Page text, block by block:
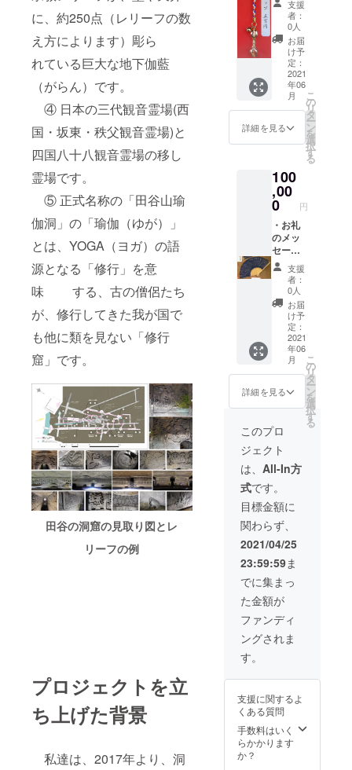
に、約250点（レリーフの数
え方によります）彫ら
れている巨大な地下伽藍
（がらん）です。
④ 日本の三代観音霊場(西
国・坂東・秩父観音霊場)と
四国八十八観音霊場の移し
霊場です。
⑤ 正式名称の「田谷山瑜
伽洞」の「瑜伽（ゆが）」
とは、YOGA（ヨガ）の語
源となる「修行」を意
味 する、古の僧侶たち
が、修行してきた我が国で
も他に類を見ない「修行
窟」です。
田谷の洞窟の見取り図とレ
リーフの例
プロジェクトを立
ち上げた背景
私達は、2017年より、洞
（A）洞
内イラ
ストガ
イド
カード
※ 本ク
ラウド
ファン
ディン
後に印
刷。
（例：
神奈川
県横浜
市 ○○
様）。
※ ｢備考
欄｣に掲
載の可
否を
NG」の
どちら
かをご
明記く
ださ
い。 ・
Goods
（A）洞
内イラ
ストガ
イド
カード
※ 本ク
ラウド
ファン
ディン
グ終了
後に印
（B）お
扇
ジ内に
掲載。
※ 田谷
の洞窟
内の
「ご寄
付・ご
支援・
ご協力
者名
ご希望
者のみ
本名と
お住い
の市町
村名
（例：
神奈川
県横浜
市 ○○
○○
様）。
※ ｢備考
欄｣に掲
載の可
否を
「掲載
OK」か
どちら
かをご
明記く
ださ
い。 ・
Goods
（A）洞
内イラ
ストガ
イド
カード
※ 本ク
ラウド
ファン
ディン
グ終了
後に印
刷。 ・
灯明団
扇 ・絵
葉書（9
枚組）
・ご支
援者名
簿掲載
（ご希
望者の
み） ※
支援
時、必
ず備考
欄にお
名前を
ご記入
い。 ※
田谷の
洞窟保
存実行
委員会
のホー
ムペー
ジ内に
掲載。
※ 田谷
の洞窟
内の
「ご寄
付・ご
支援・
ご協力
者名
簿」看
板に掲
載。 ※
ご希望
者のみ
本名と
お住い
の市町
村名
（例：
神奈川
県横浜
市 ○○
○○
様）。
※ ｢備考
欄｣に掲
載の可
否を
「掲載
OK」か
どちら
明記く
ださ
い。 ・
Goods
（A）洞
支援
者：
0人
お届
け予
定：
2021
年06
月
詳細を見る
こ
の
リ
タ
ー
ン
を
選
択
す
る
100
,00
0 円
・お礼
のメッ
セージ
メール
・ご支
援者名
簿掲載
（ご希
望者の
み） ※
支援
時、必
ず備考
欄にお
名前を
ご記入
くださ
い。 ※
田谷の
洞窟保
存実行
委員会
のホー
ムペー
ジ内に
掲載。
※ 田谷
の洞窟
内の
「ご寄
付・ご
支援・
ご協力
者名
載。 ※
者のみ
本名と
お住い
の市町
村名
支援
者：
0人
お届
け予
定：
2021
年06
月
詳細を見る
こ
の
リ
タ
ー
ン
を
選
択
す
る
このプロ
ジェクト
は、 All-In方
式です。
目標金額に
関わらず、
2021/04/25
23:59:59ま
でに集まっ
た金額が
ファンディ
ングされま
す。
支援に関するよ
くある質問
手数料はいく
らかかります
か？